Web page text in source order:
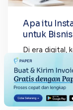
Apa itu
untuk
Di era digital,
satu aspek
operasional